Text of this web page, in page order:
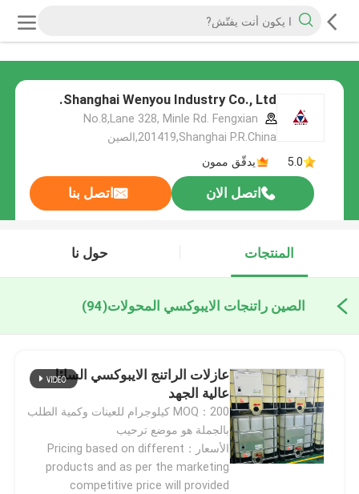
Shanghai Wenyou Industry Co., Ltd.
No.8,Lane 328, Minle Rd. Fengxian
201419,Shanghai P.R.China,الصين
5.0
يدقّق ممون
اتصل الان اتصل بنا
المنتجات حول نا
الصين راتنجات الايبوكسي المحولات(94)
عازلات الراتنج الايبوكسي السائل
عالية الجهد
MOQ：200 كيلوجرام للعينات وكمية الطلب
بالجملة هو موضع ترحيب
الأسعار：Pricing based on different
products and as per the marketing
competitive price will provided